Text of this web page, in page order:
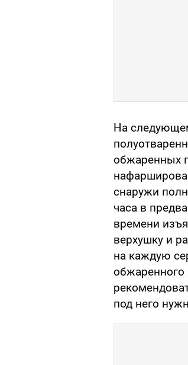
На
обжаренных
снаружи
часа в
времени
верхушку и
на каждую
обжаренного
под него